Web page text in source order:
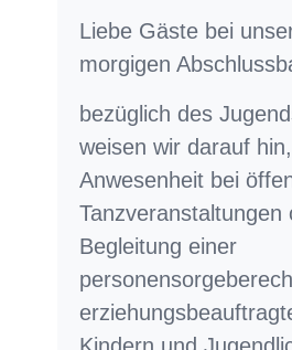
Liebe Gäste bei
morgigen
bezüglich des
weisen wir darauf
Anwesenheit bei
Tanzveranstaltungen
Begleitung einer